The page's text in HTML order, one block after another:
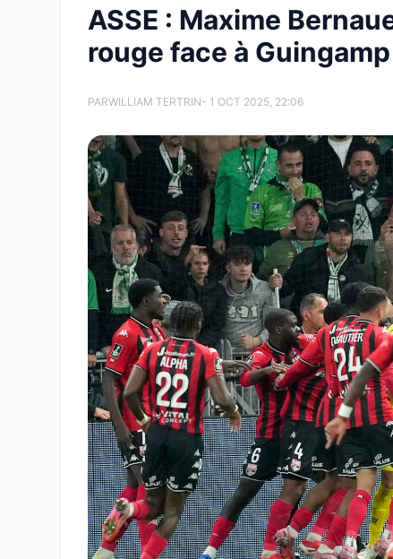
ASSE : Maxime
rouge face à Guingamp
PARWILLIAM TERTRIN- 1 OCT 2025, 22:06